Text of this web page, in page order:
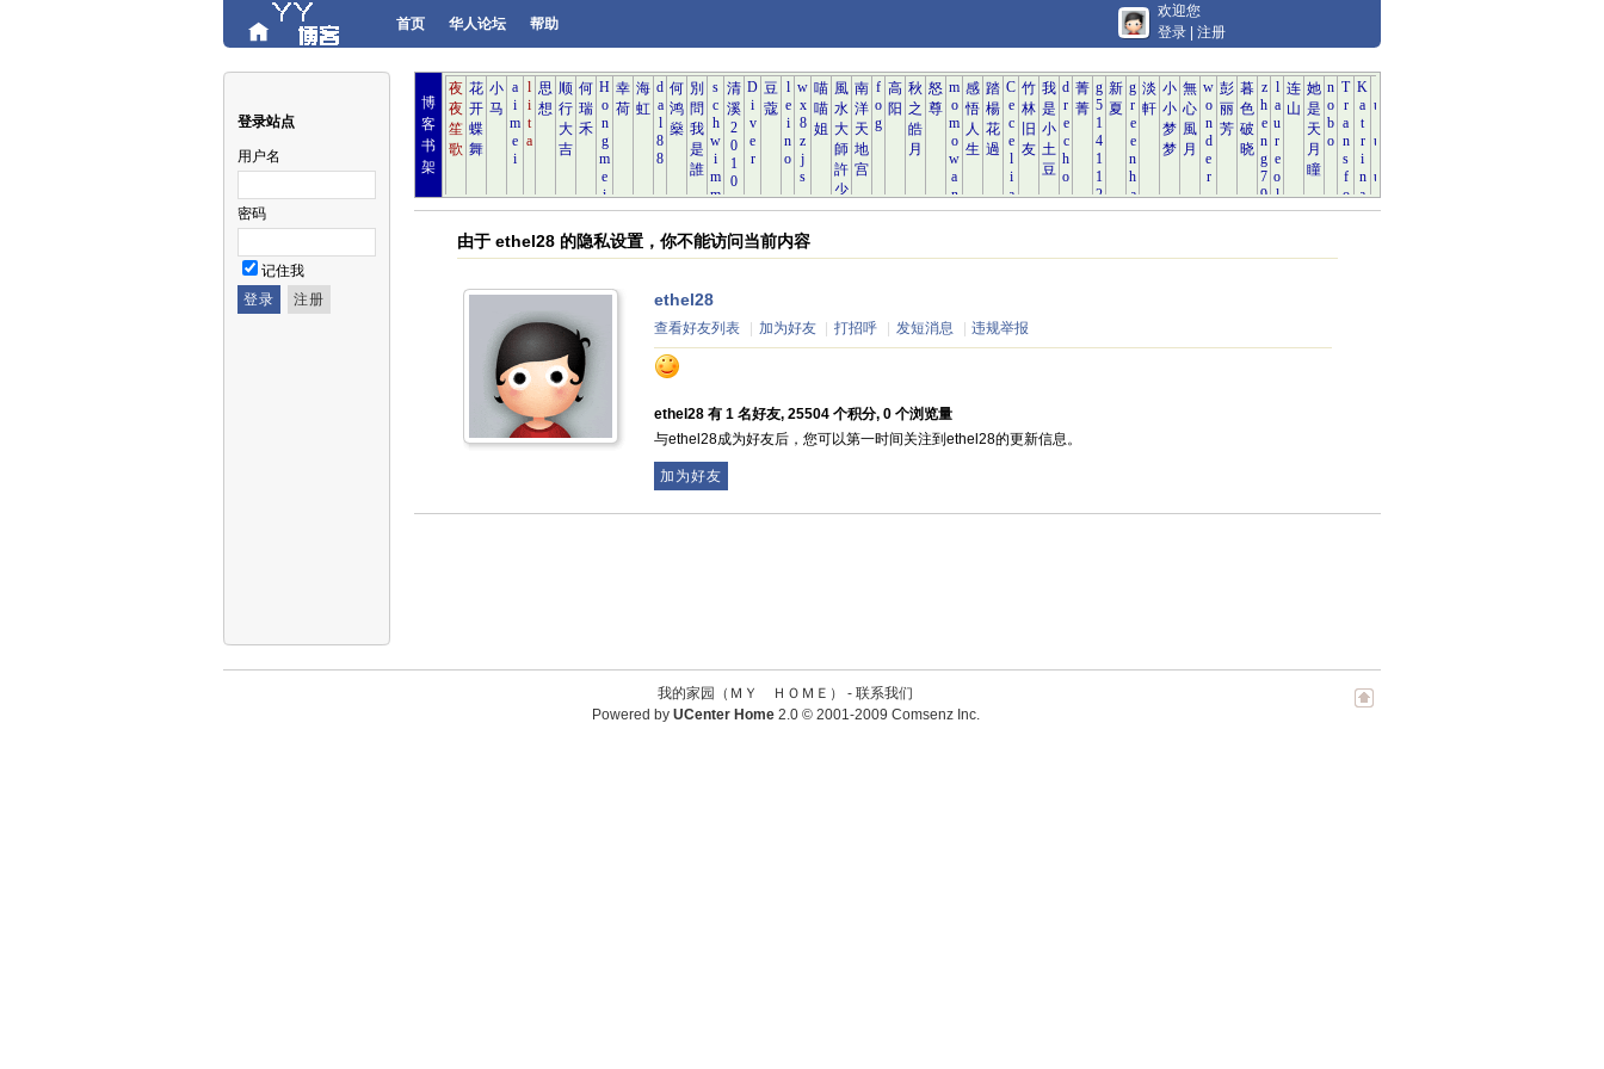
首页 华人论坛 帮助
欢迎您
登录
注册
登录站点
用户名
密码
记住我
博
客
书
架
由于 ethel28 的隐私设置，你不能访问当前内容
ethel28
查看好友列表 加为好友 打招呼 发短消息 违规举报
ethel28 有 1 名好友, 25504 个积分, 0 个浏览量
与ethel28成为好友后，您可以第一时间关注到ethel28的更新信息。
加为好友
我的家园（ＭＹ ＨＯＭＥ） - 联系我们
Powered by UCenter Home 2.0© 2001-2009 Comsenz Inc.